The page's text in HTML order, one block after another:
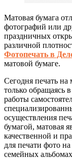
Матовая бумага
фотографий или
праздничных
различной
Фотопечать в
матовой бумаге.
Сегодня печать на
только обращаясь
работы
осуществления
бумагой, матовая
качественной и
для печати фото
семейных